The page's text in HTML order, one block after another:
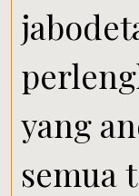
yang
semua